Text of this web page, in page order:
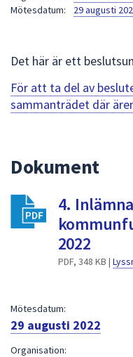
Mötesdatum:
29 augusti
Det här är ett
För att ta del av
sammanträdet där
Dokument
4.
2022
PDF, 348 KB |
Mötesdatum:
29 augusti 2022
Organisation: